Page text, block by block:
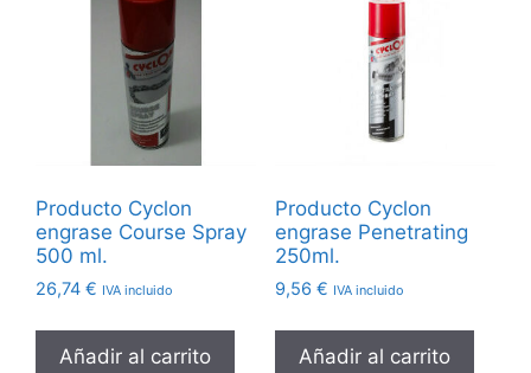
Producto Cyclon
engrase Course Spray
500 ml.
26,74 € IVA incluido
Añadir al carrito
Producto Cyclon
engrase Penetrating
250ml.
9,56 € IVA incluido
Añadir al carrito